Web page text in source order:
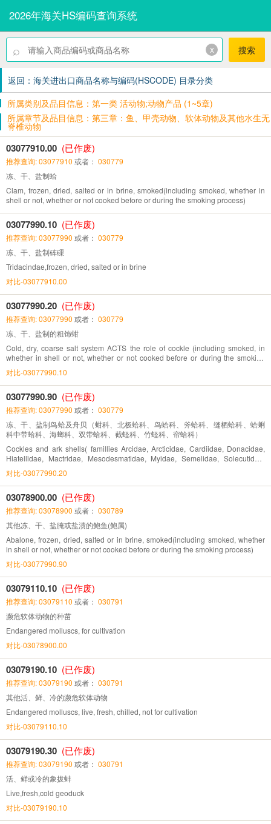
2026年海关HS编码查询系统
⌕ x 搜索
返回：海关进出口商品名称与编码(HSCODE) 目录分类
所属类别及品目信息：第一类 活动物;动物产品 (1~5章)
所属章节及品目信息：第三章：鱼、甲壳动物、软体动物及其他水生无
脊椎动物
03077910.00 (已作废)
推荐查询: 03077910 或者： 030779
冻、干、盐制蛤
Clam, frozen, dried, salted or in brine, smoked(including smoked, whether in
shell or not, whether or not cooked before or during the smoking process)
03077990.10 (已作废)
推荐查询: 03077990 或者： 030779
冻、干、盐制砗磲
Tridacindae,frozen, dried, salted or in brine
对比-03077910.00
03077990.20 (已作废)
推荐查询: 03077990 或者： 030779
冻、干、盐制的粗饰蚶
Cold, dry, coarse salt system ACTS the role of cockle (including smoked, in
whether in shell or not, whether or not cooked before or during the smoking
process)
对比-03077990.10
03077990.90 (已作废)
推荐查询: 03077990 或者： 030779
冻、干、盐制鸟蛤及舟贝（蚶科、北极蛤科、鸟蛤科、斧蛤科、缝栖蛤科、蛤蜊
科中带蛤科、海螂科、双带蛤科、截蛏科、竹蛏科、帘蛤科）
Cockles and ark shells( famillies Arcidae, Arcticidae, Cardiidae, Donacidae,
Hiatellidae, Mactridae, Mesodesmatidae, Myidae, Semelidae, Solecutidae,
Solenidae, Tridacnidae and Veneridae), frozen, dried, salted or in brine,
smoked
对比-03077990.20
03078900.00 (已作废)
推荐查询: 03078900 或者： 030789
其他冻、干、盐腌或盐渍的鲍鱼(鲍属)
Abalone, frozen, dried, salted or in brine, smoked(including smoked, whether
in shell or not, whether or not cooked before or during the smoking process)
对比-03077990.90
03079110.10 (已作废)
推荐查询: 03079110 或者： 030791
濒危软体动物的种苗
Endangered molluscs, for cultivation
对比-03078900.00
03079190.10 (已作废)
推荐查询: 03079190 或者： 030791
其他活、鲜、冷的濒危软体动物
Endangered molluscs, live, fresh, chilled, not for cultivation
对比-03079110.10
03079190.30 (已作废)
推荐查询: 03079190 或者： 030791
活、鲜或冷的象拔蚌
Live,fresh,cold geoduck
对比-03079190.10